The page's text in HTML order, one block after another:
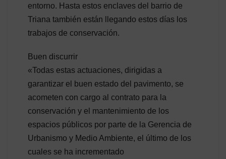
entorno. Hasta estos enclaves del barrio de
Triana también están llegando estos días los
trabajos de conservación.
Buen discurrir
«Todas estas actuaciones, dirigidas a
garantizar el buen estado del pavimento, se
acometen con cargo al contrato para la
conservación y el mantenimiento de los
espacios públicos por parte de la Gerencia de
Urbanismo y Medio Ambiente, el último de los
cuales se ha incrementado